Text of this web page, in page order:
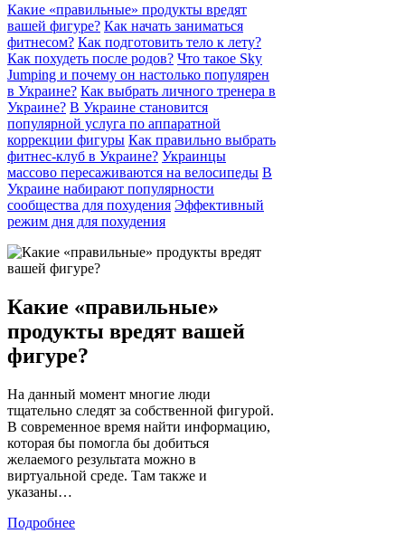
Какие «правильные» продукты вредят
вашей фигуре? Как начать заниматься
фитнесом? Как подготовить тело к лету?
Как похудеть после родов? Что такое Sky
Jumping и почему он настолько популярен
в Украине? Как выбрать личного тренера в
Украине? В Украине становится
популярной услуга по аппаратной
коррекции фигуры Как правильно выбрать
фитнес-клуб в Украине? Украинцы
массово пересаживаются на велосипеды В
Украине набирают популярности
сообщества для похудения Эффективный
режим дня для похудения
Какие «правильные»
продукты вредят вашей
фигуре?
На данный момент многие люди
тщательно следят за собственной фигурой.
В современное время найти информацию,
которая бы помогла бы добиться
желаемого результата можно в
виртуальной среде. Там также и
указаны…
Подробнее